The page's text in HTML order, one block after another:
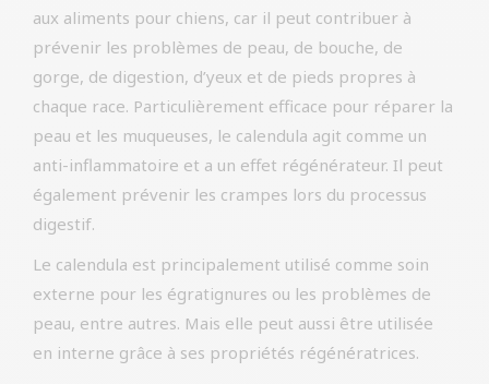
aux aliments pour chiens, car il peut contribuer à
prévenir les problèmes de peau, de bouche, de
gorge, de digestion, d’yeux et de pieds propres à
chaque race. Particulièrement efficace pour réparer la
peau et les muqueuses, le calendula agit comme un
anti-inflammatoire et a un effet régénérateur. Il peut
également prévenir les crampes lors du processus
digestif.
Le calendula est principalement utilisé comme soin
externe pour les égratignures ou les problèmes de
peau, entre autres. Mais elle peut aussi être utilisée
en interne grâce à ses propriétés régénératrices.